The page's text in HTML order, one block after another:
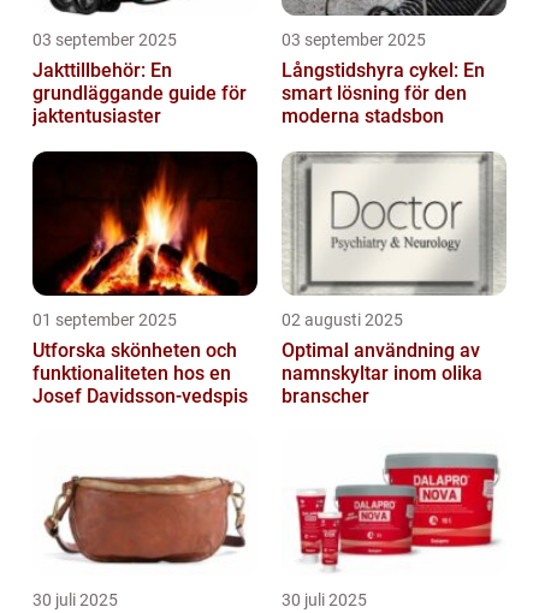
03 september 2025
Jakttillbehör: En
grundläggande guide för
jaktentusiaster
03 september 2025
Långstidshyra cykel: En
smart lösning för den
moderna stadsbon
01 september 2025
Utforska skönheten och
funktionaliteten hos en
Josef Davidsson-vedspis
02 augusti 2025
Optimal användning av
namnskyltar inom olika
branscher
30 juli 2025 30 juli 2025